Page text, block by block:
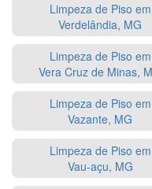
Limpeza de Piso em
Verdelândia, MG
Limpeza de Piso em
Vera Cruz de Minas,
Limpeza de Piso em
Vazante, MG
Limpeza de Piso em
Vau-açu, MG